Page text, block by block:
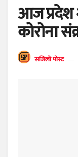
आज प्रदेश
कोरोना
सजिलो पोस्ट